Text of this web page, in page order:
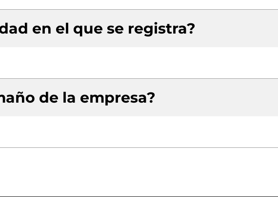
en el que se registra?
de la empresa?